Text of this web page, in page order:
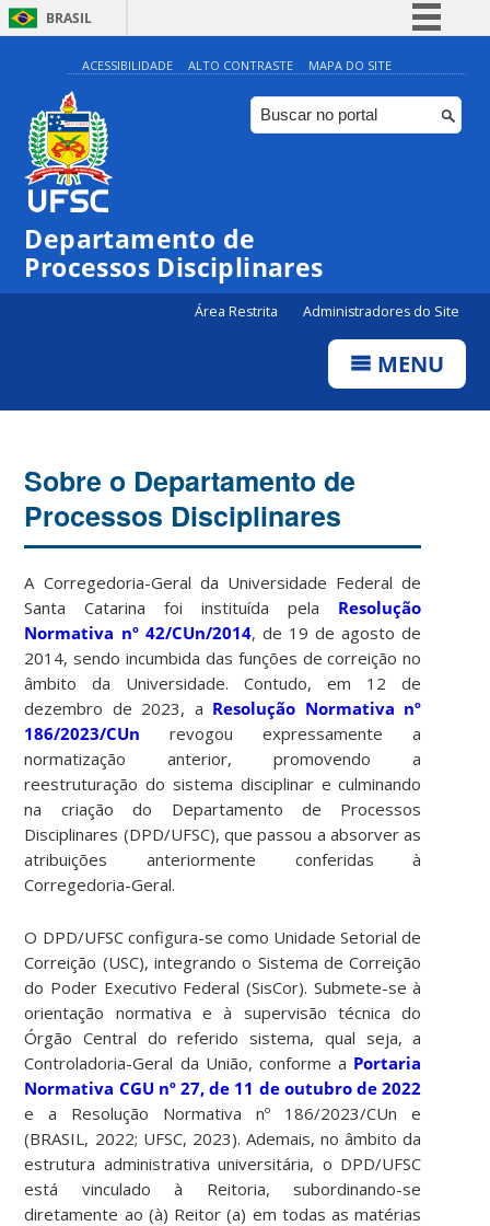
BRASIL
Simplifique!
Comunica BR
Participe
ACESSIBILIDADE ALTO CONTRASTE MAPA DO SITE
Departamento de
Processos Disciplinares
Área Restrita Administradores do Site
MENU
Sobre o Departamento de
Processos Disciplinares
A Corregedoria-Geral da Universidade Federal de
Santa Catarina foi instituída pela Resolução
Normativa nº 42/CUn/2014, de 19 de agosto de
2014, sendo incumbida das funções de correição no
âmbito da Universidade. Contudo, em 12 de
dezembro de 2023, a Resolução Normativa nº
186/2023/CUn revogou expressamente a
normatização anterior, promovendo a
reestruturação do sistema disciplinar e culminando
na criação do Departamento de Processos
Disciplinares (DPD/UFSC), que passou a absorver as
atribuições anteriormente conferidas à
Corregedoria-Geral.
O DPD/UFSC configura-se como Unidade Setorial de
Correição (USC), integrando o Sistema de Correição
do Poder Executivo Federal (SisCor). Submete-se à
orientação normativa e à supervisão técnica do
Órgão Central do referido sistema, qual seja, a
Controladoria-Geral da União, conforme a Portaria
Normativa CGU nº 27, de 11 de outubro de 2022
e a Resolução Normativa nº 186/2023/CUn e
(BRASIL, 2022; UFSC, 2023). Ademais, no âmbito da
estrutura administrativa universitária, o DPD/UFSC
está vinculado à Reitoria, subordinando-se
diretamente ao (à) Reitor (a) em todas as matérias